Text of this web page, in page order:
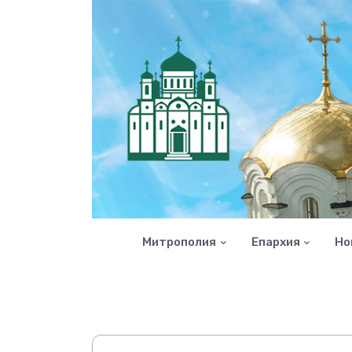
Митрополия Епархия